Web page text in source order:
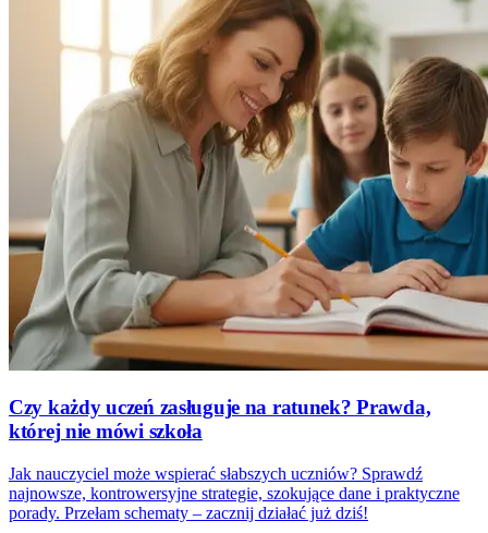
Czy każdy uczeń zasługuje na ratunek? Prawda,
której nie mówi szkoła
Jak nauczyciel może wspierać słabszych uczniów? Sprawdź
najnowsze, kontrowersyjne strategie, szokujące dane i praktyczne
porady. Przełam schematy – zacznij działać już dziś!